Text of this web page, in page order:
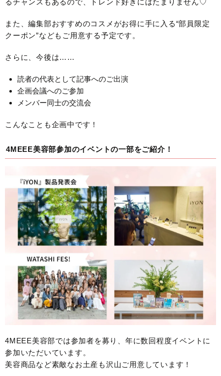
るチャンスもあるので、トレンド好きにはたまりません♡
また、編集部おすすめのコスメがお得に手に入る“部員限定
クーポン”などもご用意する予定です。
さらに、今後は……
読者の代表として記事へのご出演
企画会議へのご参加
メンバー同士の交流会
こんなことも企画中です！
4MEEE美容部参加のイベントの一部をご紹介！
4MEEE美容部では参加者を募り、年に数回程度イベントに
参加いただいています。
美容商品など素敵なお土産も沢山ご用意しています！